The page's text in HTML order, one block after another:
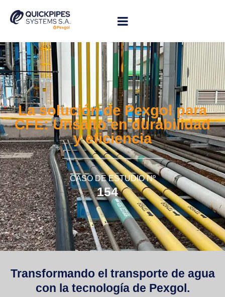
La solución de Pexgol para
CFE: Unsalto en durabilidad
y eficiencia
CASO DE ESTUDIO Nº
154
Transformando el transporte de agua
con la tecnología de Pexgol.